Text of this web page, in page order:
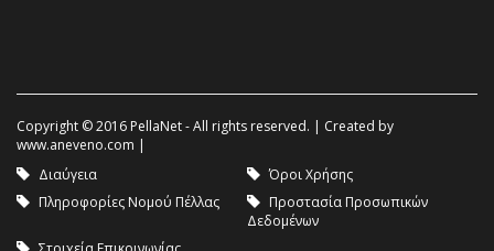
Copyright © 2016 PellaNet - All rights reserved. | Created by
www.aneveno.com |
Διαύγεια
Όροι Χρήσης
Πληροφορίες Νομού Πέλλας
Προστασία Προσωπικών
Δεδομένων